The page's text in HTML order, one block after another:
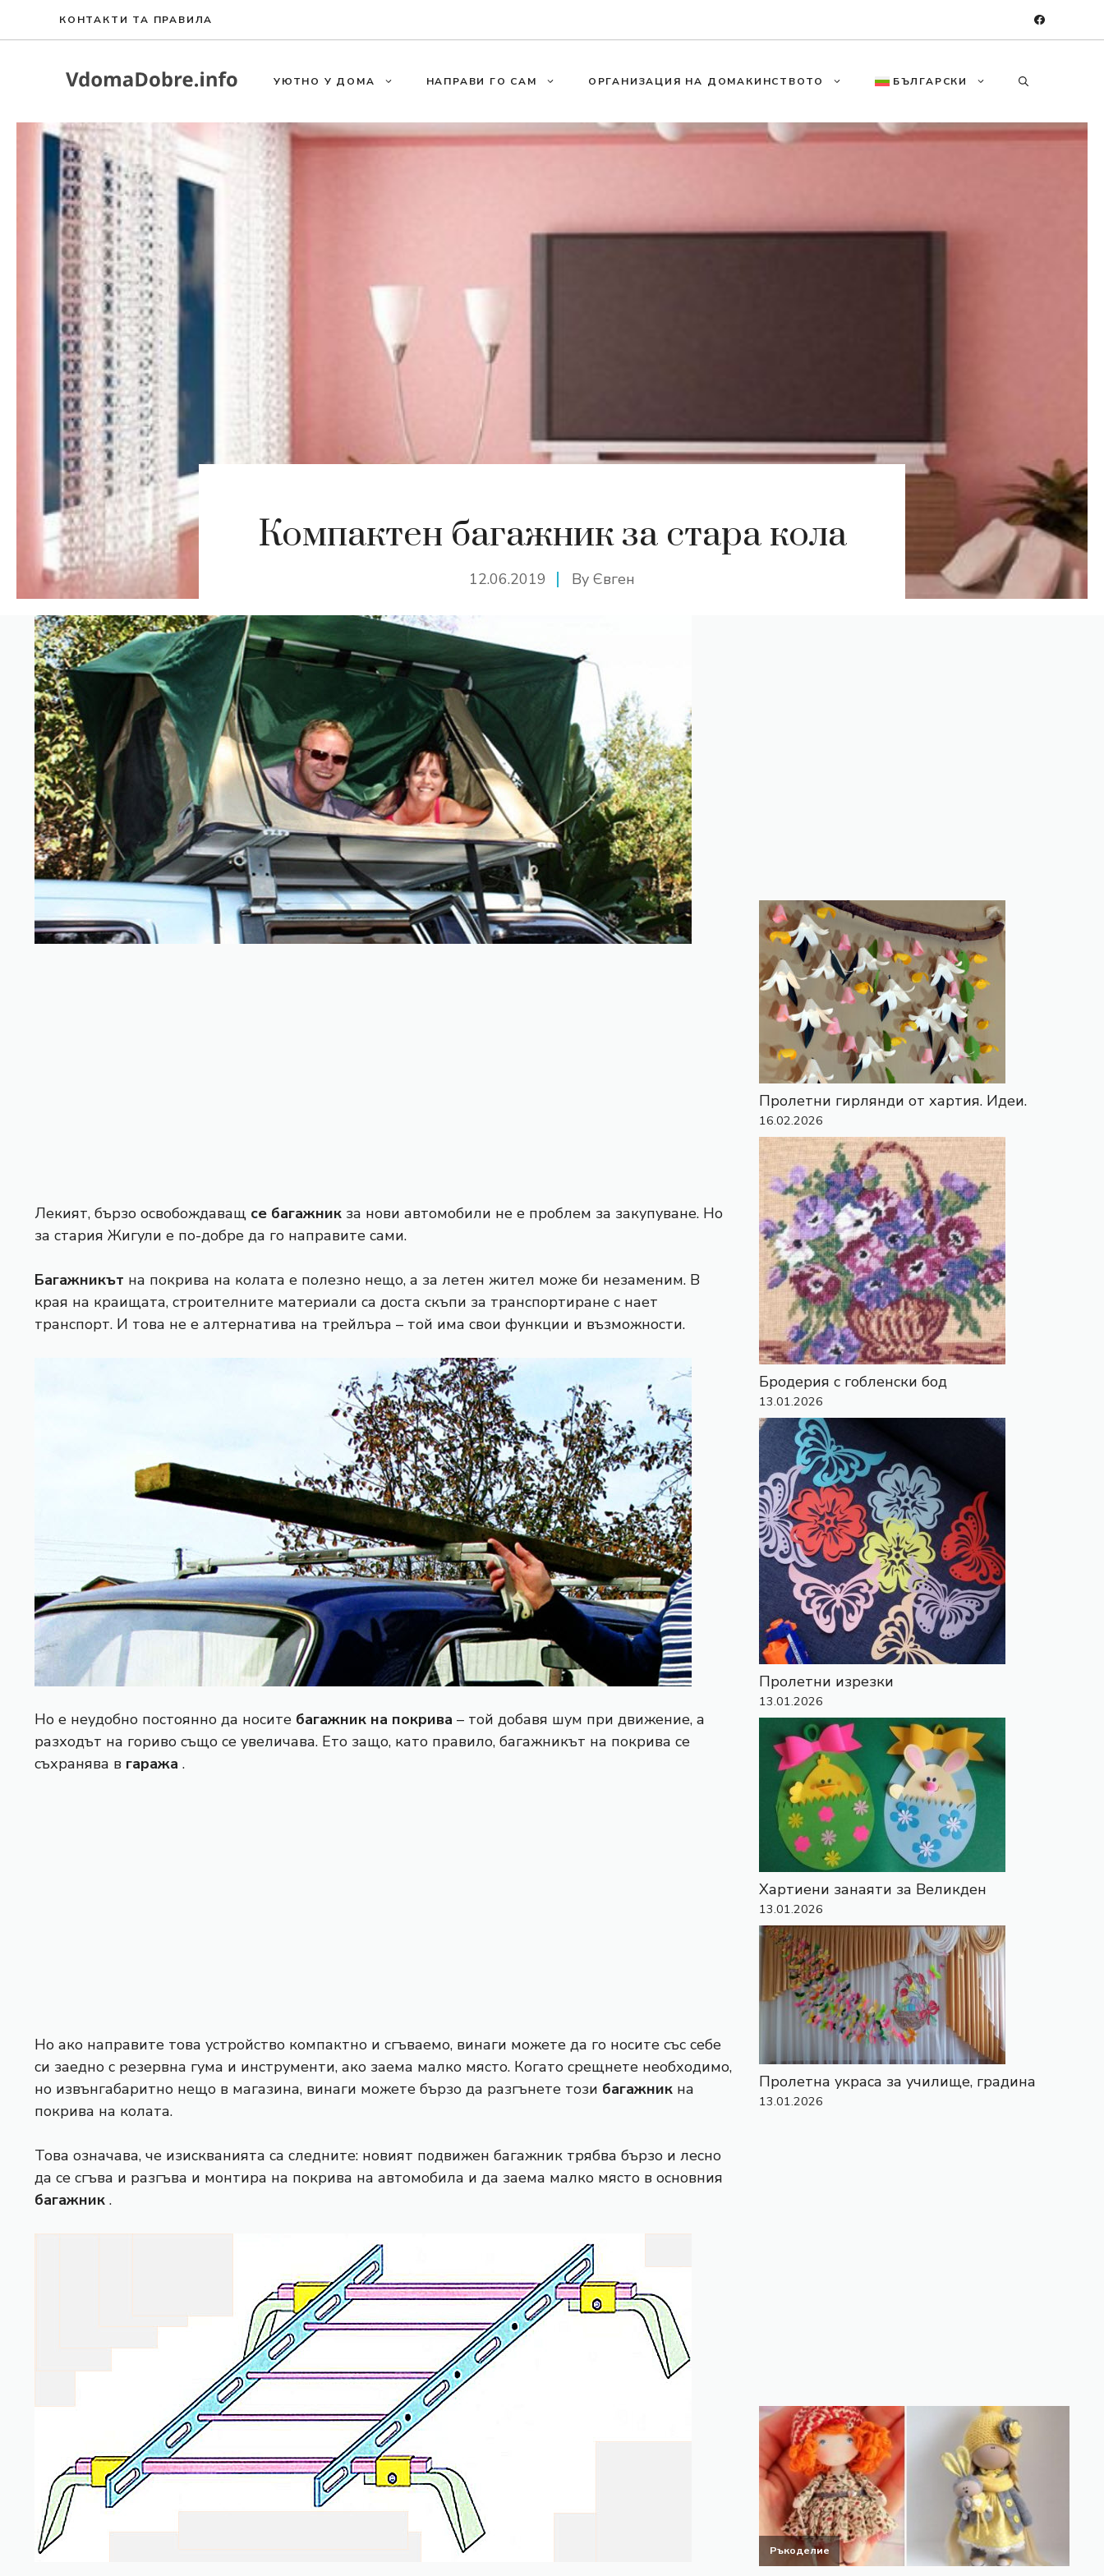
КОНТАКТИ ТА ПРАВИЛА
УЮТНО У ДОМА НАПРАВИ ГО САМ ОРГАНИЗАЦИЯ НА ДОМАКИНСТВОТО БЪЛГАРСКИ
Компактен багажник за стара кола
12.06.2019 By Євген
Лекият, бързо освобождаващ се багажник за нови автомобили не е проблем за закупуване. Но
за стария Жигули е по-добре да го направите сами.
Багажникът на покрива на колата е полезно нещо, а за летен жител може би незаменим. В
края на краищата, строителните материали са доста скъпи за транспортиране с нает
транспорт. И това не е алтернатива на трейлъра – той има свои функции и възможности.
Но е неудобно постоянно да носите багажник на покрива – той добавя шум при движение, а
разходът на гориво също се увеличава. Ето защо, като правило, багажникът на покрива се
съхранява в гаража .
Но ако направите това устройство компактно и сгъваемо, винаги можете да го носите със себе
си заедно с резервна гума и инструменти, ако заема малко място. Когато срещнете необходимо,
но извънгабаритно нещо в магазина, винаги можете бързо да разгънете този багажник на
покрива на колата.
Това означава, че изискванията са следните: новият подвижен багажник трябва бързо и лесно
да се сгъва и разгъва и монтира на покрива на автомобила и да заема малко място в основния
багажник .
Пролетни гирлянди от хартия. Идеи.
16.02.2026
Бродерия с гобленски бод
13.01.2026
Пролетни изрезки
13.01.2026
Хартиени занаяти за Великден
13.01.2026
Пролетна украса за училище, градина
13.01.2026